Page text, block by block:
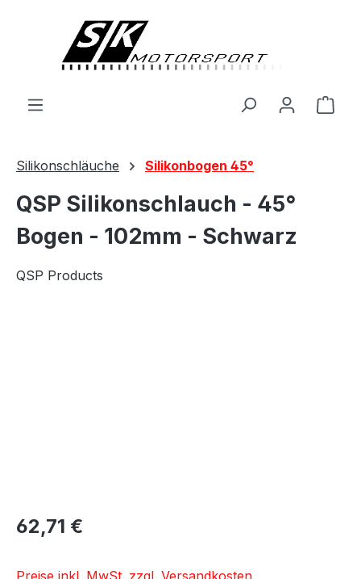
Silikonschläuche Silikonbogen 45°
QSP Silikonschlauch - 45°
Bogen - 102mm - Schwarz
QSP Products
62,71 €
Preise inkl. MwSt. zzgl. Versandkosten